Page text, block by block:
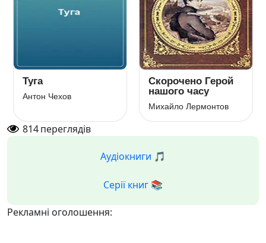
Туга
Антон Чехов
Скорочено Герой
нашого часу
Михайло Лермонтов
814переглядів
Аудіокниги 🎵
Серії книг 📚
Рекламні оголошення: